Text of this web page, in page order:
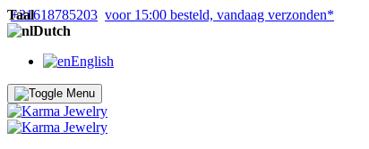
+31618785203 voor 15:00 besteld, vandaag verzonden*
Taal
Dutch
English